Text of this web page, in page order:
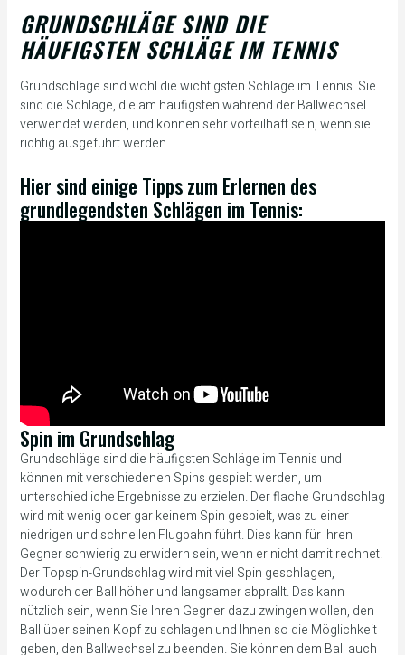
GRUNDSCHLÄGE SIND DIE
HÄUFIGSTEN SCHLÄGE IM TENNIS
Grundschläge sind wohl die wichtigsten Schläge im Tennis. Sie
sind die Schläge, die am häufigsten während der Ballwechsel
verwendet werden, und können sehr vorteilhaft sein, wenn sie
richtig ausgeführt werden.
Hier sind einige Tipps zum Erlernen des
grundlegendsten Schlägen im Tennis:
Spin im Grundschlag
Grundschläge sind die häufigsten Schläge im Tennis und
können mit verschiedenen Spins gespielt werden, um
unterschiedliche Ergebnisse zu erzielen. Der flache Grundschlag
wird mit wenig oder gar keinem Spin gespielt, was zu einer
niedrigen und schnellen Flugbahn führt. Dies kann für Ihren
Gegner schwierig zu erwidern sein, wenn er nicht damit rechnet.
Der Topspin-Grundschlag wird mit viel Spin geschlagen,
wodurch der Ball höher und langsamer abprallt. Das kann
nützlich sein, wenn Sie Ihren Gegner dazu zwingen wollen, den
Ball über seinen Kopf zu schlagen und Ihnen so die Möglichkeit
geben, den Ballwechsel zu beenden. Sie können dem Ball auch